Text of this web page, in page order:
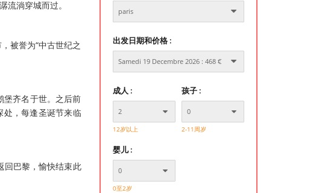
淌穿城而过。
被誉为“中古世纪之
堡齐名于世。之后前
，每逢圣诞节来临
回巴黎，愉快结束此
出发日期和价格 :
成人 :
12岁以上
孩子 :
2-11周岁
婴儿 :
0至2岁